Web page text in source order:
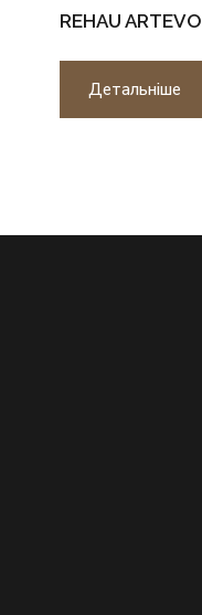
REHAU ARTEVO
Детальніше